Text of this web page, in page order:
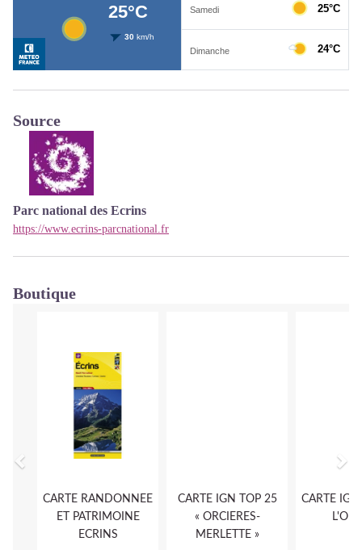
Source
Parc national des Ecrins
https://www.ecrins-parcnational.fr
Boutique